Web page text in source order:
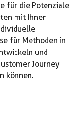
für die Potenziale
mit Ihnen
für Methoden in
und
Journey
können.